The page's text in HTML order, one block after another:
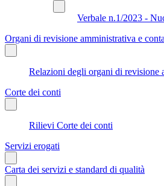
Verbale n.1/2023 -
Organi di revisione amministrativa e
Relazioni degli organi di revisione
Corte dei conti
Rilievi Corte dei conti
Servizi erogati
Carta dei servizi e standard di qualità